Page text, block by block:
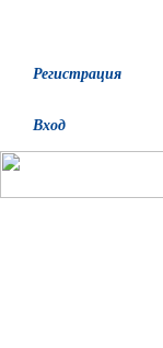
Регистрация
Вход